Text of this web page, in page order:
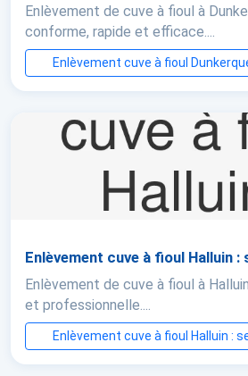
Enlèvement de cuve à fioul à
conforme, rapide et efficace....
Enlèvement cuve à fioul
Enlèvement cuve à fioul Halluin
Enlèvement de cuve à fioul à
et professionnelle....
Enlèvement cuve à fioul Halluin :